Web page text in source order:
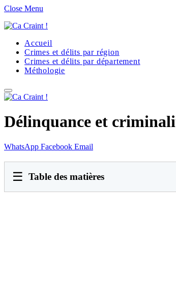
Close Menu
Accueil
Crimes et délits par région
Crimes et délits par département
Méthologie
Délinquance et
WhatsApp Facebook Email
☰ Table des matières